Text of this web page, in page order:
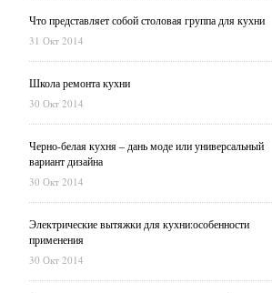
Что представляет собой столовая группа для кухни
31 Окт 2014
Школа ремонта кухни
30 Окт 2014
Черно-белая кухня – дань моде или универсальный
вариант дизайна
30 Окт 2014
Электрические вытяжки для кухни:особенности
применения
30 Окт 2014